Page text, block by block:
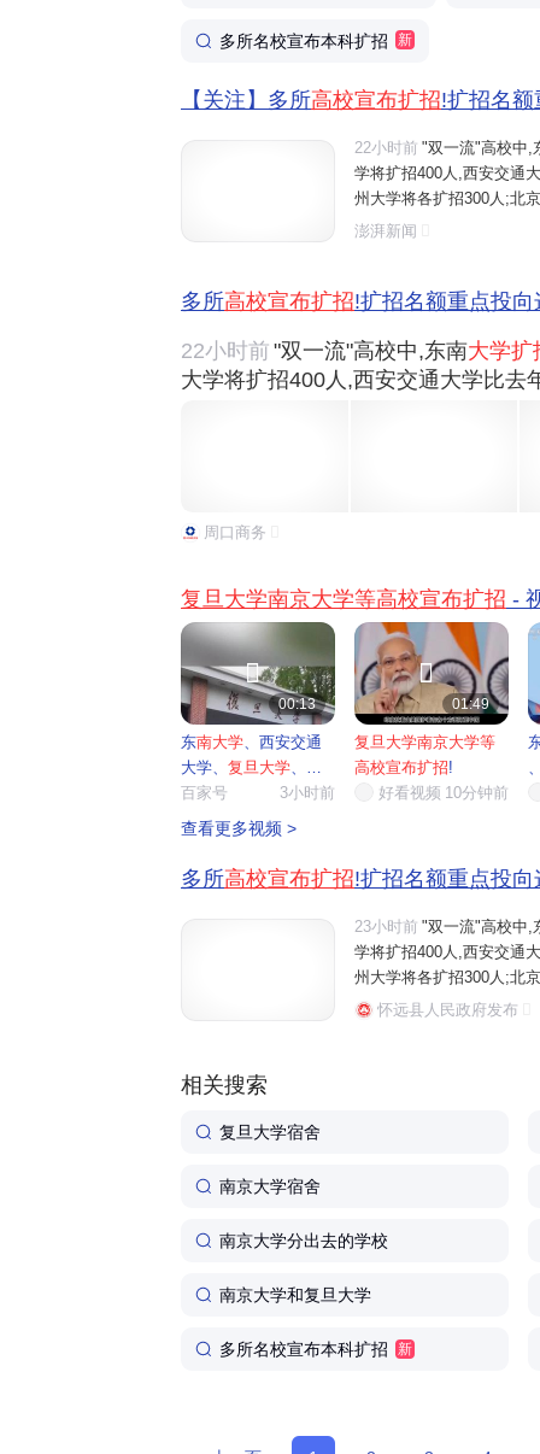
多所名校宣布本科扩招 新
【关注】多所高校宣布扩招!扩招名
22小时前 "双一流"高校中,
学将扩招400人,西安交通
州大学将各扩招300人;北
南理工大学全国招生总规
澎湃新闻
多所高校宣布扩招!扩招名额重点投
22小时前 "双一流"高校中,东南大学扩
大学将扩招400人,西安交通大学比去
周口商务
复旦大学南京大学等高校宣布扩招 -

00:13
东南大学、西安交通
大学、 复旦大学、 南
京大学
百家号 3小时前

01:49
复旦大学南京大学等
高校宣布扩招!
好看视频 10分钟前
查看更多视频 >
多所高校宣布扩招!扩招名额重点投
23小时前 "双一流"高校中,
学将扩招400人,西安交通
州大学将各扩招300人;北
南理工大学全国招生总规
怀远县人民政府发布
相关搜索
复旦大学宿舍
南京大学宿舍
南京大学分出去的学校
南京大学和复旦大学
多所名校宣布本科扩招 新